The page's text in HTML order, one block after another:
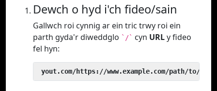
Dewch o hyd i'ch fideo/sain
Gallwch roi cynnig ar ein tric trwy roi ein
parth gyda'r diweddglo `/` cyn URLy fideo
fel hyn:
yout.com/https://www.example.com/path/to/